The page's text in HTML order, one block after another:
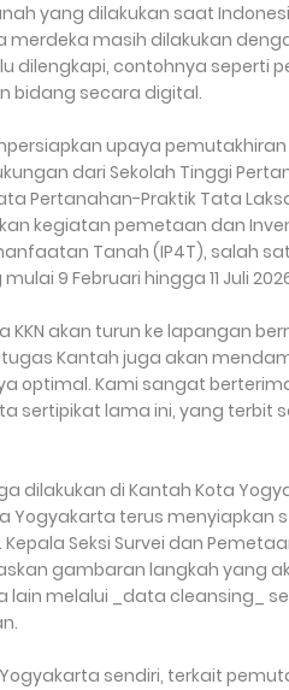
yang dilakukan saat
merdeka masih dilakukan
dilengkapi, contohnya seperti
bidang secara digital.
upaya
dari Sekolah Tinggi
Pertanahan-Praktik Tata
kegiatan pemetaan dan
Tanah (IP4T), salah
9 Februari hingga 11 Juli
KKN akan turun ke lapangan
Kantah juga akan
optimal. Kami sangat
lama ini, yang terbit
dilakukan di Kantah Kota
Yogyakarta terus
Seksi Survei dan
gambaran langkah yang
lain melalui _data cleansing_
Yogyakarta sendiri, terkait